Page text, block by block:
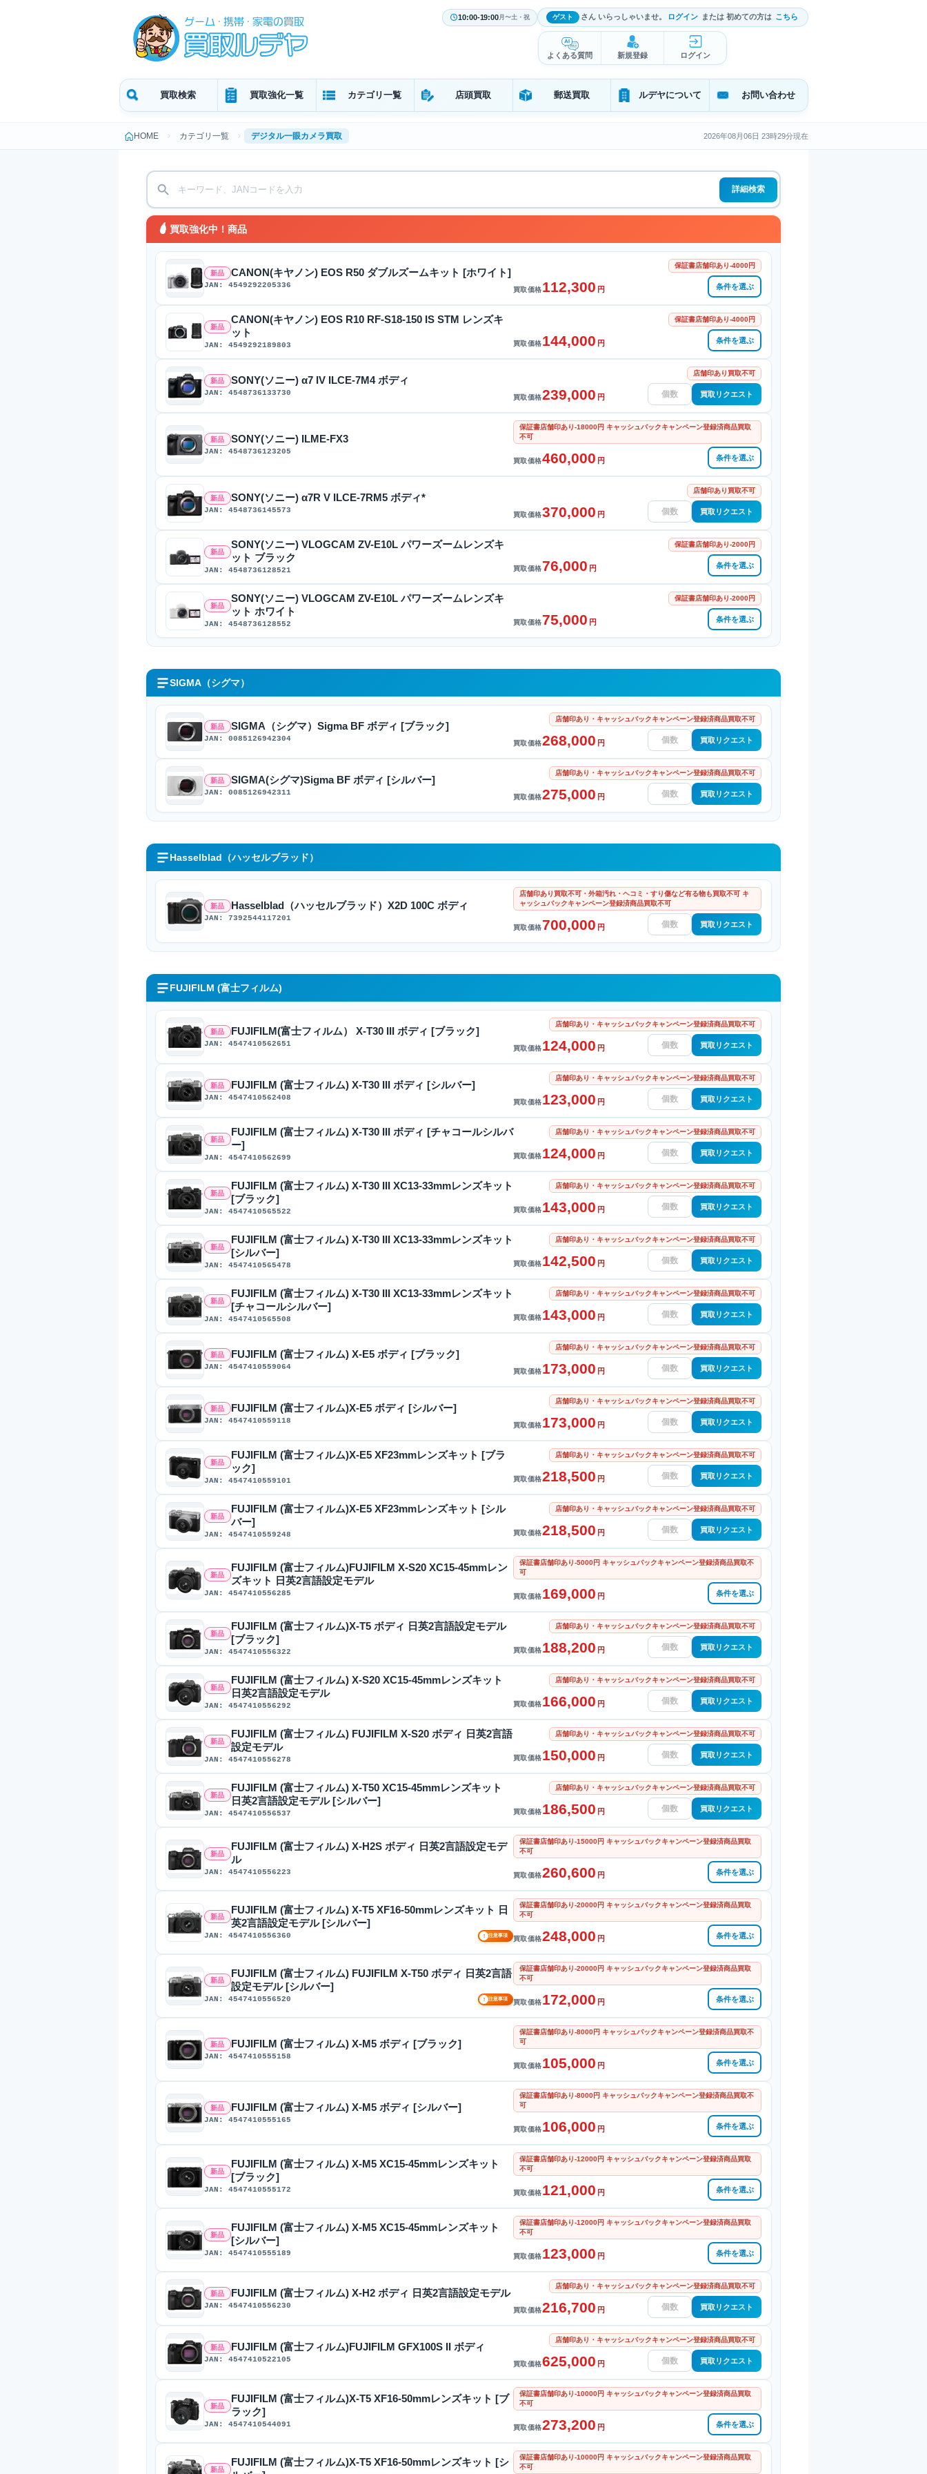
10:00-19:00月〜土・祝 ゲスト さん いらっしゃいませ。 ログイン または 初めての方は こちら
よくある質問 新規登録 ログイン
買取検索 買取強化一覧 カテゴリ一覧 店頭買取 郵送買取 ルデヤについて お問い合わせ
HOME カテゴリ一覧 デジタル一眼カメラ買取 2026年08月06日 23時29分現在
詳細検索
買取強化中！商品
新品 CANON(キヤノン) EOS R50 ダブルズームキット [ホワイト]
JAN: 4549292205336
保証書店舗印あり-4000円
買取価格112,300 円 条件を選ぶ
新品
CANON(キヤノン) EOS R10 RF-S18-150 IS STM レンズキ
ット
JAN: 4549292189803
保証書店舗印あり-4000円
買取価格144,000 円 条件を選ぶ
新品 SONY(ソニー) α7 IV ILCE-7M4 ボディ
JAN: 4548736133730
店舗印あり買取不可
買取価格239,000 円 買取リクエスト
新品 SONY(ソニー) ILME-FX3
JAN: 4548736123205
保証書店舗印あり-18000円 キャッシュバックキャンペーン登録済商品買取
不可
買取価格460,000 円 条件を選ぶ
新品 SONY(ソニー) α7R V ILCE-7RM5 ボディ*
JAN: 4548736145573
店舗印あり買取不可
買取価格370,000 円 買取リクエスト
新品
SONY(ソニー) VLOGCAM ZV-E10L パワーズームレンズキ
ット ブラック
JAN: 4548736128521
保証書店舗印あり-2000円
買取価格76,000 円 条件を選ぶ
新品
SONY(ソニー) VLOGCAM ZV-E10L パワーズームレンズキ
ット ホワイト
JAN: 4548736128552
保証書店舗印あり-2000円
買取価格75,000 円 条件を選ぶ
SIGMA（シグマ）
新品 SIGMA（シグマ）Sigma BF ボディ [ブラック]
JAN: 0085126942304
店舗印あり・キャッシュバックキャンペーン登録済商品買取不可
買取価格268,000 円 買取リクエスト
新品 SIGMA(シグマ)Sigma BF ボディ [シルバー]
JAN: 0085126942311
店舗印あり・キャッシュバックキャンペーン登録済商品買取不可
買取価格275,000 円 買取リクエスト
Hasselblad（ハッセルブラッド）
新品 Hasselblad（ハッセルブラッド）X2D 100C ボディ
JAN: 7392544117201
店舗印あり買取不可・外箱汚れ・ヘコミ・すり傷など有る物も買取不可 キ
ャッシュバックキャンペーン登録済商品買取不可
買取価格700,000 円 買取リクエスト
FUJIFILM (富士フィルム)
新品 FUJIFILM(富士フィルム） X-T30 III ボディ [ブラック]
JAN: 4547410562651
店舗印あり・キャッシュバックキャンペーン登録済商品買取不可
買取価格124,000 円 買取リクエスト
新品 FUJIFILM (富士フィルム) X-T30 III ボディ [シルバー]
JAN: 4547410562408
店舗印あり・キャッシュバックキャンペーン登録済商品買取不可
買取価格123,000 円 買取リクエスト
新品
FUJIFILM (富士フィルム) X-T30 III ボディ [チャコールシルバ
ー]
JAN: 4547410562699
店舗印あり・キャッシュバックキャンペーン登録済商品買取不可
買取価格124,000 円 買取リクエスト
新品
FUJIFILM (富士フィルム) X-T30 III XC13-33mmレンズキット
[ブラック]
JAN: 4547410565522
店舗印あり・キャッシュバックキャンペーン登録済商品買取不可
買取価格143,000 円 買取リクエスト
新品
FUJIFILM (富士フィルム) X-T30 III XC13-33mmレンズキット
[シルバー]
JAN: 4547410565478
店舗印あり・キャッシュバックキャンペーン登録済商品買取不可
買取価格142,500 円 買取リクエスト
新品
FUJIFILM (富士フィルム) X-T30 III XC13-33mmレンズキット
[チャコールシルバー]
JAN: 4547410565508
店舗印あり・キャッシュバックキャンペーン登録済商品買取不可
買取価格143,000 円 買取リクエスト
新品 FUJIFILM (富士フィルム) X-E5 ボディ [ブラック]
JAN: 4547410559064
店舗印あり・キャッシュバックキャンペーン登録済商品買取不可
買取価格173,000 円 買取リクエスト
新品 FUJIFILM (富士フィルム)X-E5 ボディ [シルバー]
JAN: 4547410559118
店舗印あり・キャッシュバックキャンペーン登録済商品買取不可
買取価格173,000 円 買取リクエスト
新品
FUJIFILM (富士フィルム)X-E5 XF23mmレンズキット [ブラ
ック]
JAN: 4547410559101
店舗印あり・キャッシュバックキャンペーン登録済商品買取不可
買取価格218,500 円 買取リクエスト
新品
FUJIFILM (富士フィルム)X-E5 XF23mmレンズキット [シル
バー]
JAN: 4547410559248
店舗印あり・キャッシュバックキャンペーン登録済商品買取不可
買取価格218,500 円 買取リクエスト
新品
FUJIFILM (富士フィルム)FUJIFILM X-S20 XC15-45mmレン
ズキット 日英2言語設定モデル
JAN: 4547410556285
保証書店舗印あり-5000円 キャッシュバックキャンペーン登録済商品買取不
可
買取価格169,000 円 条件を選ぶ
新品
FUJIFILM (富士フィルム)X-T5 ボディ 日英2言語設定モデル
[ブラック]
JAN: 4547410556322
店舗印あり・キャッシュバックキャンペーン登録済商品買取不可
買取価格188,200 円 買取リクエスト
新品
FUJIFILM (富士フィルム) X-S20 XC15-45mmレンズキット
日英2言語設定モデル
JAN: 4547410556292
店舗印あり・キャッシュバックキャンペーン登録済商品買取不可
買取価格166,000 円 買取リクエスト
新品
FUJIFILM (富士フィルム) FUJIFILM X-S20 ボディ 日英2言語
設定モデル
JAN: 4547410556278
店舗印あり・キャッシュバックキャンペーン登録済商品買取不可
買取価格150,000 円 買取リクエスト
新品
FUJIFILM (富士フィルム) X-T50 XC15-45mmレンズキット
日英2言語設定モデル [シルバー]
JAN: 4547410556537
店舗印あり・キャッシュバックキャンペーン登録済商品買取不可
買取価格186,500 円 買取リクエスト
新品
FUJIFILM (富士フィルム) X-H2S ボディ 日英2言語設定モデ
ル
JAN: 4547410556223
保証書店舗印あり-15000円 キャッシュバックキャンペーン登録済商品買取
不可
買取価格260,600 円 条件を選ぶ
新品
FUJIFILM (富士フィルム) X-T5 XF16-50mmレンズキット 日
英2言語設定モデル [シルバー]
JAN: 4547410556360 ! 注意事項
保証書店舗印あり-20000円 キャッシュバックキャンペーン登録済商品買取
不可
買取価格248,000 円 条件を選ぶ
新品
FUJIFILM (富士フィルム) FUJIFILM X-T50 ボディ 日英2言語
設定モデル [シルバー]
JAN: 4547410556520 ! 注意事項
保証書店舗印あり-20000円 キャッシュバックキャンペーン登録済商品買取
不可
買取価格172,000 円 条件を選ぶ
新品 FUJIFILM (富士フィルム) X-M5 ボディ [ブラック]
JAN: 4547410555158
保証書店舗印あり-8000円 キャッシュバックキャンペーン登録済商品買取不
可
買取価格105,000 円 条件を選ぶ
新品 FUJIFILM (富士フィルム) X-M5 ボディ [シルバー]
JAN: 4547410555165
保証書店舗印あり-8000円 キャッシュバックキャンペーン登録済商品買取不
可
買取価格106,000 円 条件を選ぶ
新品
FUJIFILM (富士フィルム) X-M5 XC15-45mmレンズキット
[ブラック]
JAN: 4547410555172
保証書店舗印あり-12000円 キャッシュバックキャンペーン登録済商品買取
不可
買取価格121,000 円 条件を選ぶ
新品
FUJIFILM (富士フィルム) X-M5 XC15-45mmレンズキット
[シルバー]
JAN: 4547410555189
保証書店舗印あり-12000円 キャッシュバックキャンペーン登録済商品買取
不可
買取価格123,000 円 条件を選ぶ
新品 FUJIFILM (富士フィルム) X-H2 ボディ 日英2言語設定モデル
JAN: 4547410556230
店舗印あり・キャッシュバックキャンペーン登録済商品買取不可
買取価格216,700 円 買取リクエスト
新品 FUJIFILM (富士フィルム)FUJIFILM GFX100S II ボディ
JAN: 4547410522105
店舗印あり・キャッシュバックキャンペーン登録済商品買取不可
買取価格625,000 円 買取リクエスト
新品
FUJIFILM (富士フィルム)X-T5 XF16-50mmレンズキット [ブ
ラック]
JAN: 4547410544091
保証書店舗印あり-10000円 キャッシュバックキャンペーン登録済商品買取
不可
買取価格273,200 円 条件を選ぶ
新品
FUJIFILM (富士フィルム)X-T5 XF16-50mmレンズキット [シ
保証書店舗印あり-10000円 キャッシュバックキャンペーン登録済商品買取
不可